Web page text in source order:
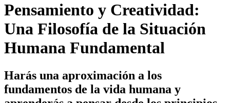
Pensamiento y Creatividad:
Una Filosofía de la Situación
Humana Fundamental
Harás una aproximación a los
fundamentos de la vida humana y